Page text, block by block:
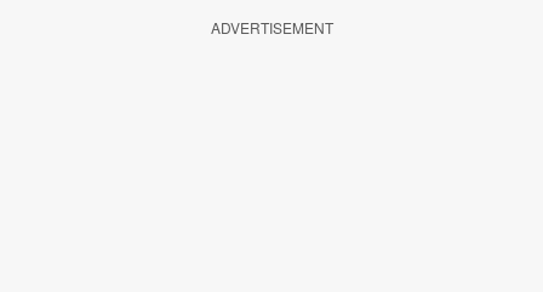
ADVERTISEMENT